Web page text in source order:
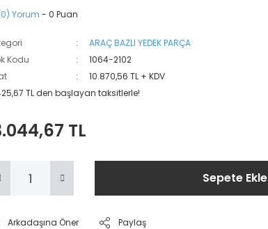
Yorum - 0 Puan
ARAÇ BAZLI YEDEK PARÇA
Kodu
1064-2102
10.870,56 TL + KDV
TL den başlayan taksitlerle!
TL
Sepete Ekle
Arkadaşına Öner Paylaş